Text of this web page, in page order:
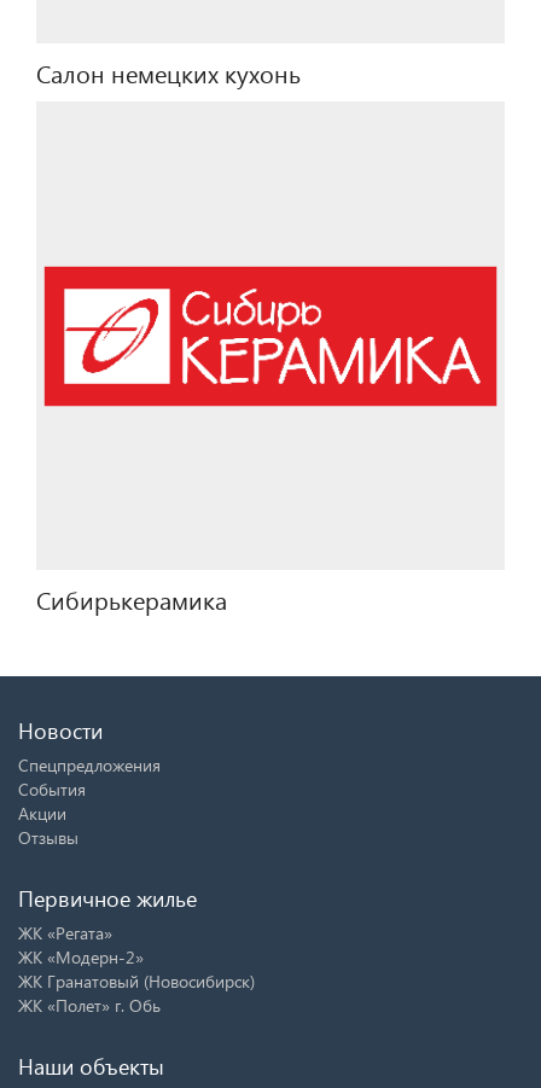
Салон немецких кухонь
Сибирькерамика
Новости
Спецпредложения
События
Акции
Отзывы
Первичное жилье
ЖК «Регата»
ЖК «Модерн-2»
ЖК Гранатовый (Новосибирск)
ЖК «Полет» г. Обь
Наши объекты